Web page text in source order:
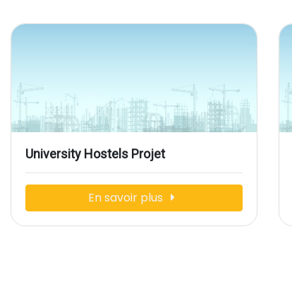
University Hostels Projet
En savoir plus